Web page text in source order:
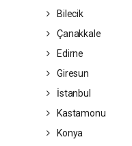
Bilecik
Çanakkale
Edirne
Giresun
İstanbul
Kastamonu
Konya